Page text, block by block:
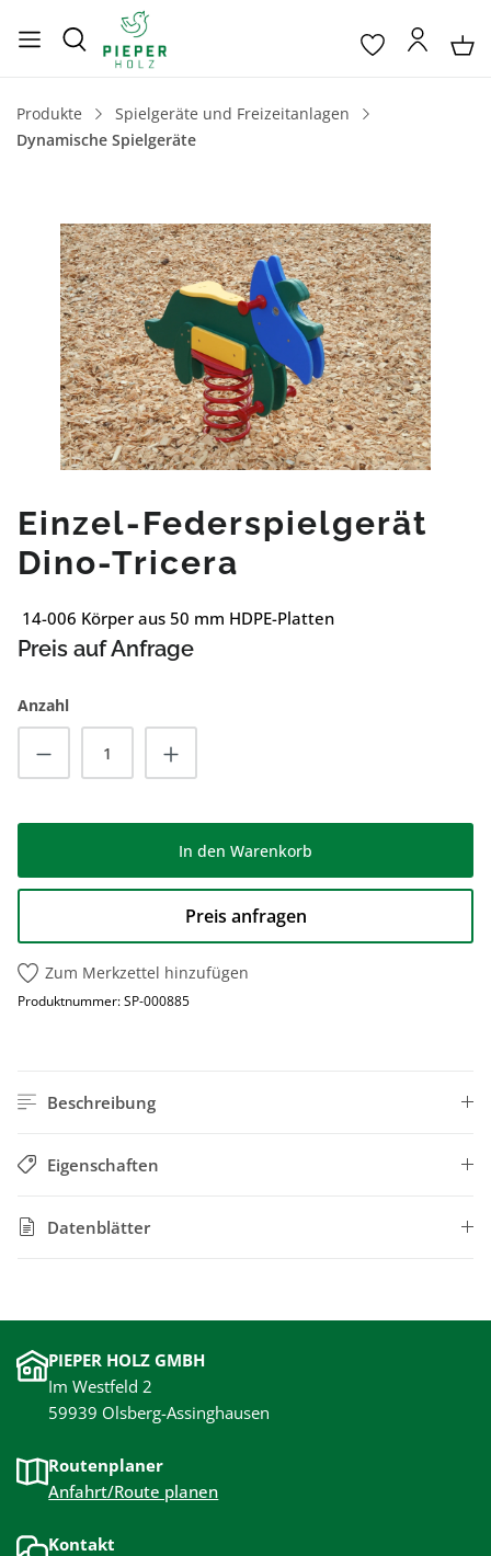
Produkte
Spielgeräte und Freizeitanlagen
Dynamische Spielgeräte
Bildergalerie überspringen
Einzel-Federspielgerät
Dino-Tricera
14-006 Körper aus 50 mm HDPE-Platten
Preis auf Anfrage
Anzahl
Produkt Anzahl: Gib den gewünschten
In den Warenkorb
Preis anfragen
Zum Merkzettel hinzufügen
Produktnummer:SP-000885
Beschreibung
Eigenschaften
Datenblätter
PIEPER HOLZ GMBH
Im Westfeld 2
59939 Olsberg-Assinghausen
Routenplaner
Anfahrt/Route planen
Kontakt